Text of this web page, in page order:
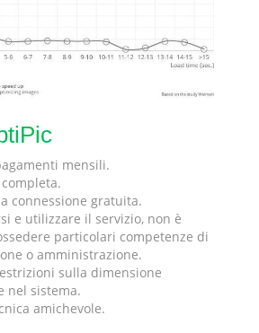
mensili.
connessione gratuita.
e utilizzare il servizio, non è
particolari competenze di
o amministrazione.
sulla dimensione
nel sistema.
amichevole.